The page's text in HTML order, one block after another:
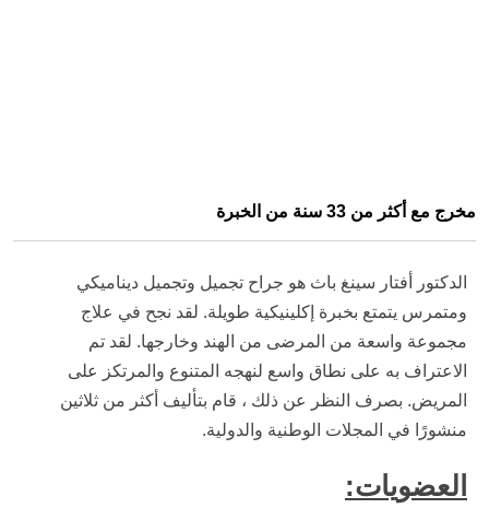
مخرج مع أكثر من 33 سنة من الخبرة
الدكتور أفتار سينغ باث هو جراح تجميل وتجميل ديناميكي
ومتمرس يتمتع بخبرة إكلينيكية طويلة. لقد نجح في علاج
مجموعة واسعة من المرضى من الهند وخارجها. لقد تم
الاعتراف به على نطاق واسع لنهجه المتنوع والمرتكز على
المريض. بصرف النظر عن ذلك ، قام بتأليف أكثر من ثلاثين
منشورًا في المجلات الوطنية والدولية.
العضويات: